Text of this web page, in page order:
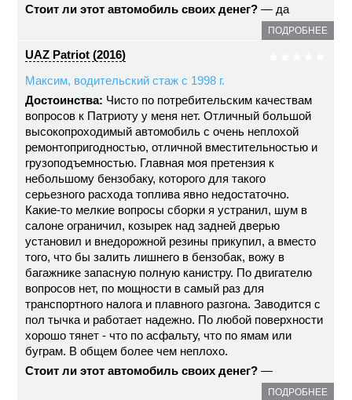
Стоит ли этот автомобиль своих денег? — да
ПОДРОБНЕЕ
UAZ Patriot (2016)
Максим, водительский стаж с 1998 г.
Достоинства: Чисто по потребительским качествам
вопросов к Патриоту у меня нет. Отличный большой
высокопроходимый автомобиль с очень неплохой
ремонтопригодностью, отличной вместительностью и
грузоподъемностью. Главная моя претензия к
небольшому бензобаку, которого для такого
серьезного расхода топлива явно недостаточно.
Какие-то мелкие вопросы сборки я устранил, шум в
салоне ограничил, козырек над задней дверью
установил и внедорожной резины прикупил, а вместо
того, что бы залить лишнего в бензобак, вожу в
багажнике запасную полную канистру. По двигателю
вопросов нет, по мощности в самый раз для
транспортного налога и плавного разгона. Заводится с
пол тычка и работает надежно. По любой поверхности
хорошо тянет - что по асфальту, что по ямам или
буграм. В общем более чем неплохо.
Стоит ли этот автомобиль своих денег? —
ПОДРОБНЕЕ